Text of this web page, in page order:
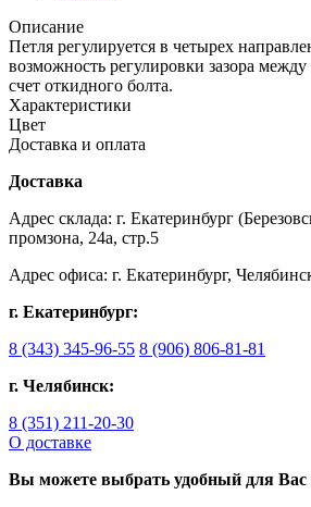
Описание
Петля регулируется в четырех
возможность регулировки зазора
счет откидного болта.
Характеристики
Цвет
Доставка и оплата
Доставка
Адрес склада: г. Екатеринбург
промзона, 24а, стр.5
Адрес офиса: г. Екатеринбург,
г. Екатеринбург:
8 (343) 345-96-55 8 (906) 806-81-81
г. Челябинск:
8 (351) 211-20-30
О доставке
Вы можете выбрать удобный для Вас